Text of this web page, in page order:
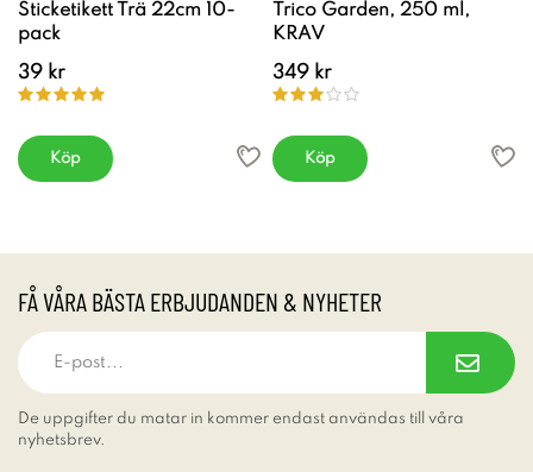
Sticketikett Trä 22cm 10-
pack
39 kr
Köp
Trico Garden, 250 ml,
KRAV
349 kr
Köp
FÅ VÅRA BÄSTA ERBJUDANDEN & NYHETER
De uppgifter du matar in kommer endast användas till våra
nyhetsbrev.